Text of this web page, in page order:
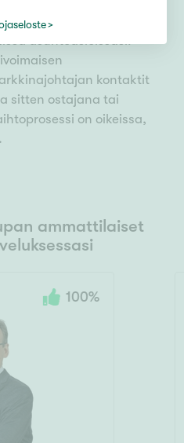
asuntoasioissasi!
kontaktit
sitten ostajana tai
on oikeissa,
ammattilaiset
100%